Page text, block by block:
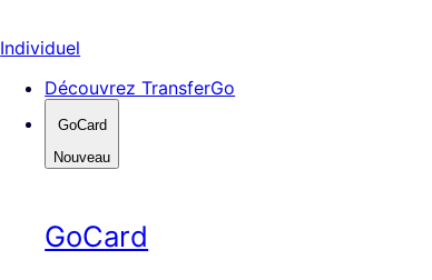
Individuel
Découvrez TransferGo
GoCard
Nouveau
GoCard